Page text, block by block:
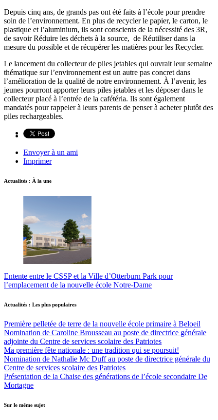
Depuis cinq ans, de grands pas ont été faits à l’école pour prendre
soin de l’environnement. En plus de recycler le papier, le carton, le
plastique et l’aluminium, ils sont conscients de la nécessité des 3R,
de savoir Réduire les déchets à la source, de Réutiliser dans la
mesure du possible et de récupérer les matières pour les Recycler.
Le lancement du collecteur de piles jetables qui ouvrait leur semaine
thématique sur l’environnement est un autre pas concret dans
l’amélioration de la qualité de notre environnement. À l’avenir, les
jeunes pourront apporter leurs piles jetables et les déposer dans le
collecteur placé à l’entrée de la cafétéria. Ils sont également
mandatés pour rappeler à leurs parents de penser à acheter plutôt des
piles rechargeables.
Envoyer à un ami
Imprimer
Actualités : À la une
Entente entre le CSSP et la Ville d’Otterburn Park pour
l’emplacement de la nouvelle école Notre-Dame
Actualités : Les plus populaires
Première pelletée de terre de la nouvelle école primaire à Beloeil
Nomination de Caroline Brousseau au poste de directrice générale
adjointe du Centre de services scolaire des Patriotes
Ma première fête nationale : une tradition qui se poursuit!
Nomination de Nathalie Mc Duff au poste de directrice générale du
Centre de services scolaire des Patriotes
Présentation de la Chaise des générations de l’école secondaire De
Mortagne
Sur le même sujet